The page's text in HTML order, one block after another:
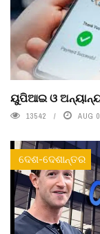
ୟୁପିଆଇ ଓ
13542 AUG
ଦେଶ-ଦେଶାନ୍ତର